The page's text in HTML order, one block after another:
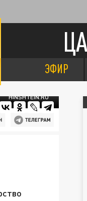
ЭФИР
HINSHTEIN.RU